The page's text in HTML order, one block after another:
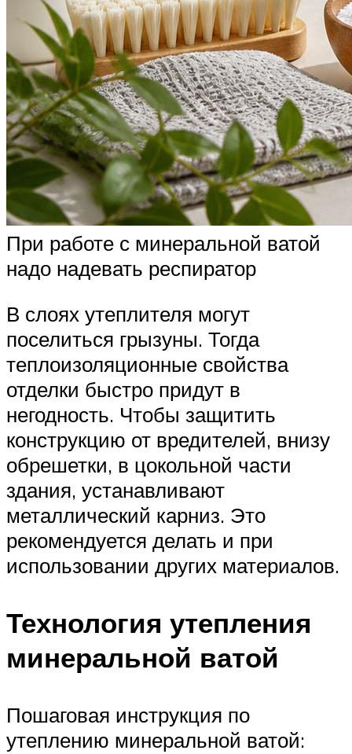
При работе с минеральной ватой
надо надевать респиратор
В слоях утеплителя могут
поселиться грызуны. Тогда
теплоизоляционные свойства
отделки быстро придут в
негодность. Чтобы защитить
конструкцию от вредителей, внизу
обрешетки, в цокольной части
здания, устанавливают
металлический карниз. Это
рекомендуется делать и при
использовании других материалов.
Технология утепления
минеральной ватой
Пошаговая инструкция по
утеплению минеральной ватой: